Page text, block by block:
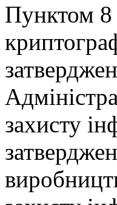
Пунктом 8
захисту